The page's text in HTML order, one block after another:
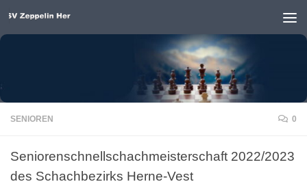
Unter dem Inhalt
SENIOREN 0
Seniorenschnellschachmeisterschaft 2022/2023
des Schachbezirks Herne-Vest